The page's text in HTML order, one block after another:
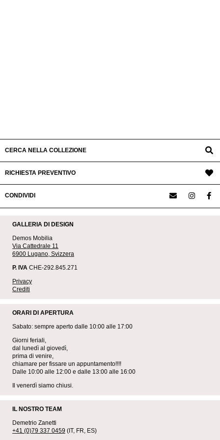
CERCA NELLA COLLEZIONE
RICHIESTA PREVENTIVO
CONDIVIDI
GALLERIA DI DESIGN
Demos Mobilia
Via Cattedrale 11
6900 Lugano, Svizzera
P. IVA CHE-292.845.271
Privacy
Crediti
ORARI DI APERTURA
Sabato: sempre aperto dalle 10:00 alle 17:00
Giorni feriali,
dal lunedì al giovedì,
prima di venire,
chiamare per fissare un appuntamento!!!!
Dalle 10:00 alle 12:00 e dalle 13:00 alle 16:00
Il venerdì siamo chiusi.
IL NOSTRO TEAM
Demetrio Zanetti
+41 (0)79 337 0459 (IT, FR, ES)